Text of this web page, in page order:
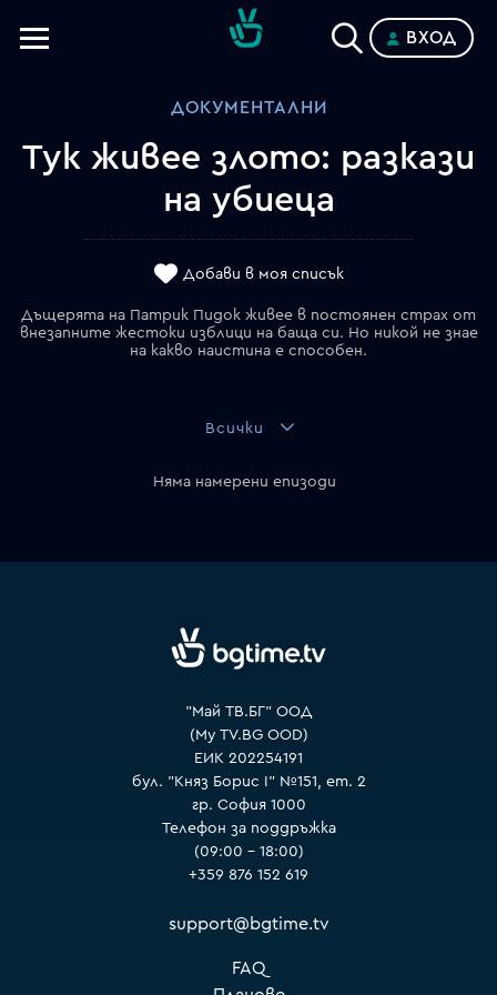
ВХОД
ДОКУМЕНТАЛНИ
Тук живее злото: разкази
на убиеца
Добави в моя списък
Дъщерята на Патрик Пидок живее в постоянен страх от
внезапните жестоки изблици на баща си. Но никой не знае
на какво наистина е способен.
Всички
Няма намерени епизоди
"Май ТВ.БГ" ООД
(My TV.BG OOD)
ЕИК 202254191
бул. "Княз Борис I" №151, ет. 2
гр. София 1000
Телефон за поддръжка
(09:00 – 18:00)
+359 876 152 619
support@bgtime.tv
FAQ